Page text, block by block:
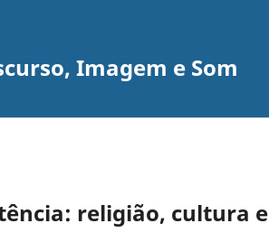
Imagem e Som
religião, cultura e